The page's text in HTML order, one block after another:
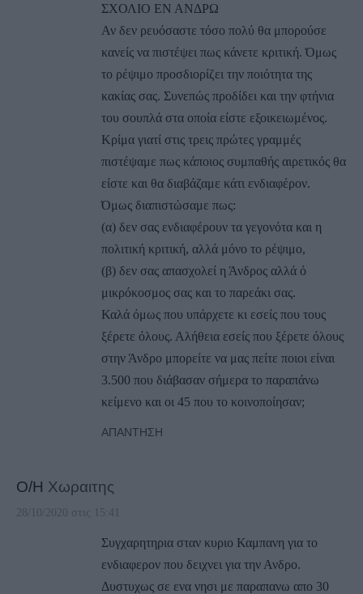
ΣΧΟΛΙΟ ΕΝ ΑΝΔΡΩ
Αν δεν ρευόσαστε τόσο πολύ θα μπορούσε
κανείς να πιστέψει πως κάνετε κριτική. Όμως
το ρέψιμο προσδιορίζει την ποιότητα της
κακίας σας. Συνεπώς προδίδει και την φτήνια
του σουπλά στα οποία είστε εξοικειωμένος.
Κρίμα γιατί στις τρεις πρώτες γραμμές
πιστέψαμε πως κάποιος συμπαθής αιρετικός θα
είστε και θα διαβάζαμε κάτι ενδιαφέρον.
Όμως διαπιστώσαμε πως:
(α) δεν σας ενδιαφέρουν τα γεγονότα και η
πολιτική κριτική, αλλά μόνο το ρέψιμο,
(β) δεν σας απασχολεί η Άνδρος αλλά ό
μικρόκοσμος σας και το παρεάκι σας.
Καλά όμως που υπάρχετε κι εσείς που τους
ξέρετε όλους. Αλήθεια εσείς που ξέρετε όλους
στην Άνδρο μπορείτε να μας πείτε ποιοι είναι
3.500 που διάβασαν σήμερα το παραπάνω
κείμενο και οι 45 που το κοινοποίησαν;
ΑΠΆΝΤΗΣΗ
Ο/Η Χωραιτης
28/10/2020 στις 15:41
Συγχαρητηρια σταν κυριο Καμπανη για το
ενδιαφερον που δειχνει για την Ανδρο.
Δυστυχως σε ενα νησι με παραπανω απο 30